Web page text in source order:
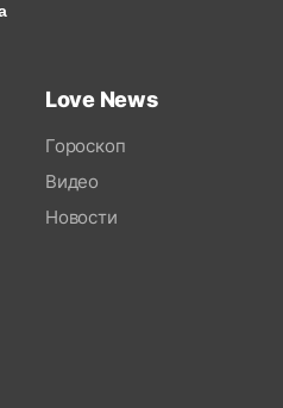
Love News
Гороскоп
Видео
Новости